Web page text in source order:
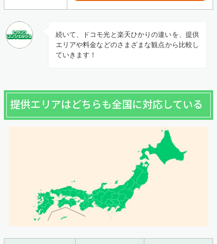
続いて、ドコモ光と楽天ひかりの違いを、提供
エリアや料金などのさまざまな観点から比較し
ていきます！
提供エリアはどちらも全国に対応している